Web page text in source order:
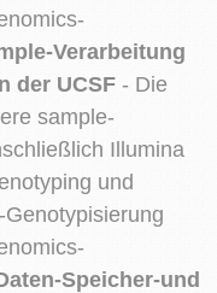
Verarbeitung
der UCSF - Die
sample-
Illumina
und
Speicher-und